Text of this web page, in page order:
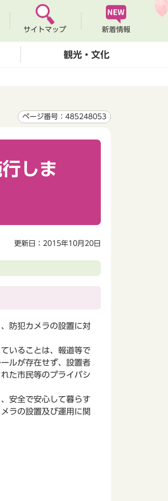
サイトマップ 新着情報
観光・文化
ページ番号：485248053
しま
更新日：2015年10月20日
防犯カメラの設置に対
いることは、報道等で
ルが存在せず、設置者
た市民等のプライバシ
安全で安心して暮らす
ラの設置及び運用に関